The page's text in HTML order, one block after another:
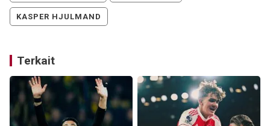
KASPER HJULMAND
Terkait